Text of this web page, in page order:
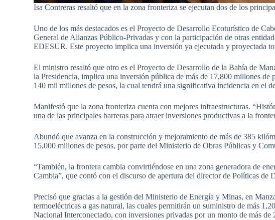
Isa Contreras resaltó que en la zona fronteriza se ejecutan dos de los
Uno de los más destacados es el Proyecto de Desarrollo Ecoturístico de
General de Alianzas Público-Privadas y con la participación de otras
EDESUR. Este proyecto implica una inversión ya ejecutada y proyectada
El ministro resaltó que otro es el Proyecto de Desarrollo de la Bahía de
la Presidencia, implica una inversión pública de más de 17,800 millones
140 mil millones de pesos, la cual tendrá una significativa incidencia en el
Manifestó que la zona fronteriza cuenta con mejores infraestructuras.
una de las principales barreras para atraer inversiones productivas a la
Abundó que avanza en la construcción y mejoramiento de más de 385
15,000 millones de pesos, por parte del Ministerio de Obras Públicas y
“También, la frontera cambia convirtiéndose en una zona generadora de
Cambia”, que contó con el discurso de apertura del director de Políticas
Precisó que gracias a la gestión del Ministerio de Energía y Minas, en
termoeléctricas a gas natural, las cuales permitirán un suministro de más
Nacional Interconectado, con inversiones privadas por un monto de más de